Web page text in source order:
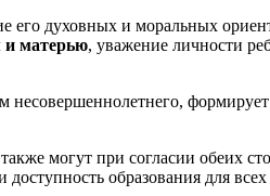
его духовных и моральных
и матерью, уважение личности
несовершеннолетнего,
могут при согласии обеих
образования для